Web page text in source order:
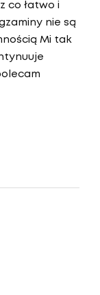
co łatwo i
nie są
Mi tak